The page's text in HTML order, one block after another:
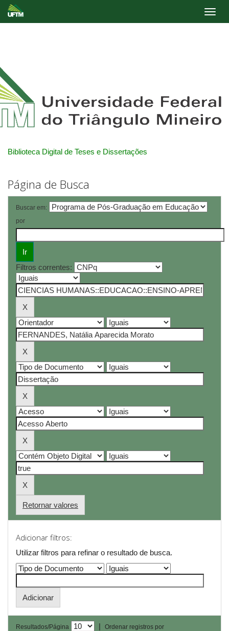
Biblioteca Digital de Teses e Dissertações
Página de Busca
Buscar em:
por
Filtros correntes:
Retornar valores
Adicionar filtros:
Utilizar filtros para refinar o resultado de busca.
Resultados/Página |
Ordenar registros por